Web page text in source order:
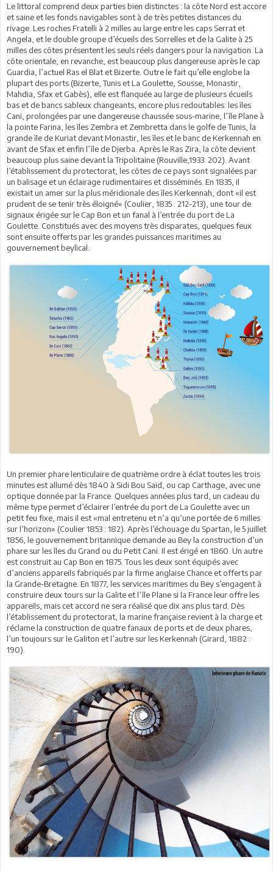
Le littoral comprend deux parties bien distinctes : la côte Nord est accore
et saine et les fonds navigables sont à de très petites distances du
rivage. Les roches Fratelli à 2 milles au large entre les caps Serrat et
Angela, et le double groupe d’écueils des Sorrelles et de la Galite à 25
milles des côtes présentent les seuls réels dangers pour la navigation. La
côte orientale, en revanche, est beaucoup plus dangereuse après le cap
Guardia, l’actuel Ras el Blat et Bizerte. Outre le fait qu’elle englobe la
plupart des ports (Bizerte, Tunis et La Goulette, Sousse, Monastir,
Mahdia, Sfax et Gabès), elle est flanquée au large de plusieurs écueils
bas et de bancs sableux changeants, encore plus redoutables: les îles
Cani, prolongées par une dangereuse chaussée sous-marine, l’île Plane à
la pointe Farina, les îles Zembra et Zembretta dans le golfe de Tunis, la
grande île de Kuriat devant Monastir, les îles et le banc de Kerkennah en
avant de Sfax et enfin l’île de Djerba. Après le Ras Zira, la côte devient
beaucoup plus saine devant la Tripolitaine (Rouville,1933: 202). Avant
l’établissement du protectorat, les côtes de ce pays sont signalées par
un balisage et un éclairage rudimentaires et disséminés. En 1835, il
existait un amer sur la plus méridionale des îles Kerkennah, dont «il est
prudent de se tenir très éloigné» (Coulier, 1835 : 212-213), une tour de
signaux érigée sur le Cap Bon et un fanal à l’entrée du port de La
Goulette. Constitués avec des moyens très disparates, quelques feux
sont ensuite offerts par les grandes puissances maritimes au
gouvernement beylical.
Un premier phare lenticulaire de quatrième ordre à éclat toutes les trois
minutes est allumé dès 1840 à Sidi Bou Saïd, ou cap Carthage, avec une
optique donnée par la France. Quelques années plus tard, un cadeau du
même type permet d’éclairer l’entrée du port de La Goulette avec un
petit feu fixe, mais il est «mal entretenu et n’a qu’une portée de 6 milles
sur l’horizon» (Coulier 1853 : 182). Après l’échouage du Spartan, le 5 juillet
1856, le gouvernement britannique demande au Bey la construction d’un
phare sur les îles du Grand ou du Petit Cani. Il est érigé en 1860. Un autre
est construit au Cap Bon en 1875. Tous les deux sont équipés avec
d’anciens appareils fabriqués par la firme anglaise Chance et offerts par
la Grande-Bretagne. En 1877, les services maritimes du Bey s’engagent à
construire deux tours sur la Galite et l’île Plane si la France leur offre les
appareils, mais cet accord ne sera réalisé que dix ans plus tard. Dès
l’établissement du protectorat, la marine française revient à la charge et
réclame la construction de quatre fanaux de ports et de deux phares,
l’un toujours sur le Galiton et l’autre sur les Kerkennah (Girard, 1882 :
190).